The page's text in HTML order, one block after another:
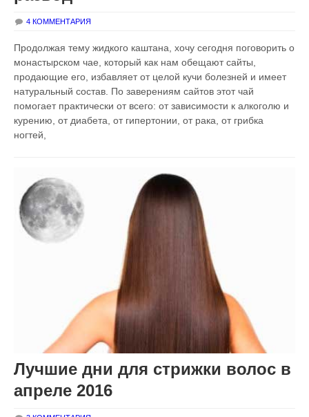
4 КОММЕНТАРИЯ
Продолжая тему жидкого каштана, хочу сегодня поговорить о
монастырском чае, который как нам обещают сайты,
продающие его, избавляет от целой кучи болезней и имеет
натуральный состав. По заверениям сайтов этот чай
помогает практически от всего: от зависимости к алкоголю и
курению, от диабета, от гипертонии, от рака, от грибка
ногтей,
Лучшие дни для стрижки волос в
апреле 2016